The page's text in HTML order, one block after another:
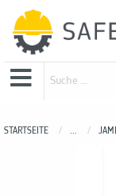
STARTSEITE ...